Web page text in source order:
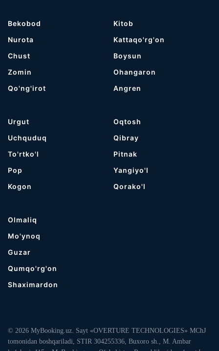
Bekobod
Nurota
Chust
Zomin
Qo'ng'irot
Kitob
Kattaqo'rg'on
Boysun
Ohangaron
Angren
Urgut
Uchquduq
To'rtko'l
Pop
Kogon
Oqtosh
Qibray
Pitnak
Yangiyo'l
Qorako'l
Olmaliq
Mo'ynoq
Guzar
Qumqo'rg'on
Shaximardon
© 2026 MyBooking.uz. Sayt «OVERTURE TECHNOLOGIES» MChJ
tomonidan boshqariladi, STIR 304255336, Buxoro sh., M. Ambar